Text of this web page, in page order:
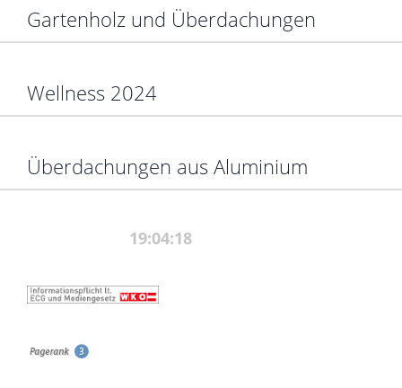
Gartenholz und Überdachungen
Wellness 2024
Überdachungen aus Aluminium